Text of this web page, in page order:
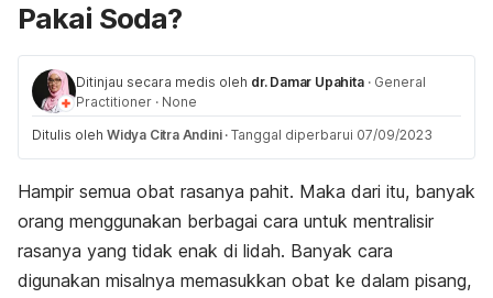
Pakai Soda?
Ditinjau secara medis oleh dr. Damar Upahita · General
Practitioner · None
Ditulis oleh Widya Citra Andini · Tanggal diperbarui 07/09/2023
Hampir semua obat rasanya pahit. Maka dari itu, banyak
orang menggunakan berbagai cara untuk mentralisir
rasanya yang tidak enak di lidah. Banyak cara
digunakan misalnya memasukkan obat ke dalam pisang,